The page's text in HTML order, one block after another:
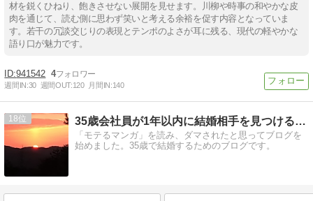
材を鋭くひねり、飽きさせない展開を見せます。川柳や時事の和やかな皮
肉を通じて、読む側に思わず笑いと考える余裕を促す内容となっていま
す。若干の冗談交じりの表現とテンポのよさが耳に残る、現代の軽やかな
語り口が魅力です。
941542 4
週間IN:30 週間OUT:120 月間IN:140
18 35歳会社員が1年以内に結婚相手を見つけるブログ
「モテるマンガ」を読み、ダマされたと思ってブログを
始めました。35歳で結婚するためのブログです。